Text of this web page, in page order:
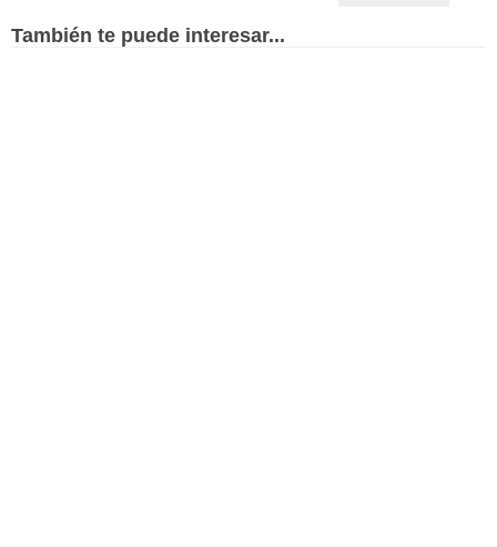
También te puede interesar...